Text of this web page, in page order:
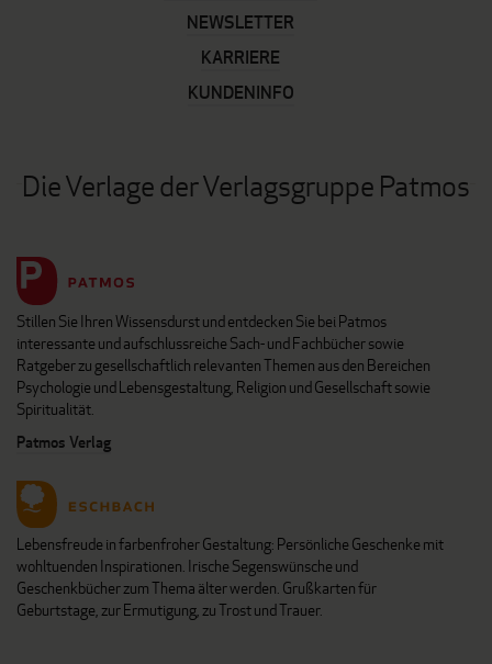
NEWSLETTER
KARRIERE
KUNDENINFO
Die Verlage der Verlagsgruppe Patmos
Stillen Sie Ihren Wissensdurst und entdecken Sie bei Patmos
interessante und aufschlussreiche Sach- und Fachbücher sowie
Ratgeber zu gesellschaftlich relevanten Themen aus den Bereichen
Psychologie und Lebensgestaltung, Religion und Gesellschaft sowie
Spiritualität.
Patmos Verlag
Lebensfreude in farbenfroher Gestaltung: Persönliche Geschenke mit
wohltuenden Inspirationen. Irische Segenswünsche und
Geschenkbücher zum Thema älter werden. Grußkarten für
Geburtstage, zur Ermutigung, zu Trost und Trauer.